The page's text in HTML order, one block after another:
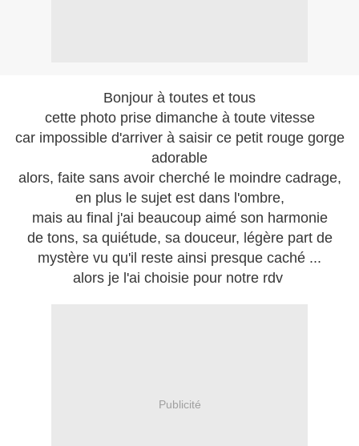
Bonjour à toutes et tous
cette photo prise dimanche à toute vitesse
car impossible d'arriver à saisir ce petit rouge gorge
adorable
alors, faite sans avoir cherché le moindre cadrage,
en plus le sujet est dans l'ombre,
mais au final j'ai beaucoup aimé son harmonie
de tons, sa quiétude, sa douceur, légère part de
mystère vu qu'il reste ainsi presque caché ...
alors je l'ai choisie pour notre rdv
Publicité